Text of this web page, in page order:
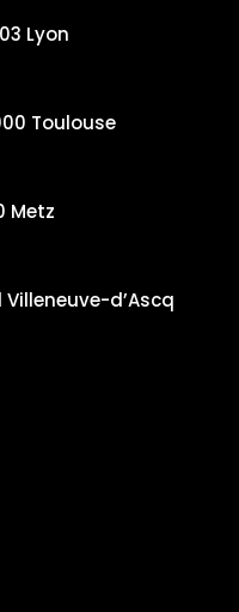
Lyon
Toulouse
Metz
d’Ascq